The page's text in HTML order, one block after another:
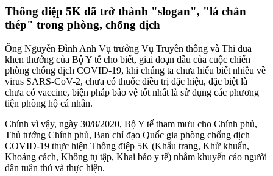
Thông điệp 5K đã trở thành "slogan", "lá chắn
thép" trong phòng, chống dịch
Ông Nguyễn Đình Anh Vụ trưởng Vụ Truyền thông và Thi đua
khen thưởng của Bộ Y tế cho biết, giai đoạn đầu của cuộc chiến
phòng chống dịch COVID-19, khi chúng ta chưa hiểu biết nhiều về
virus SARS-CoV-2, chưa có thuốc điều trị đặc hiệu, đặc biệt là
chưa có vaccine, biện pháp bảo vệ tốt nhất là sử dụng các phương
tiện phòng hộ cá nhân.
Chính vì vậy, ngày 30/8/2020, Bộ Y tế tham mưu cho Chính phủ,
Thủ tướng Chính phủ, Ban chỉ đạo Quốc gia phòng chống dịch
COVID-19 thực hiện Thông điệp 5K (Khẩu trang, Khử khuẩn,
Khoảng cách, Không tụ tập, Khai báo y tế) nhằm khuyến cáo người
dân tuân thủ và thực hiện.